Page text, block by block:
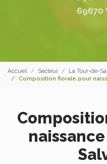
69670
Accueil Secteur
La Tour-de-
Composition florale pour